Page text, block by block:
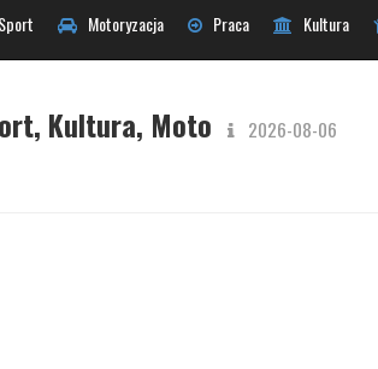
Sport Motoryzacja Praca Kultura
Kultura, Moto 2026-08-06